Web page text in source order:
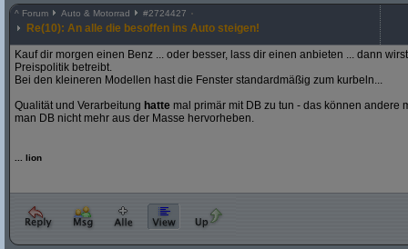
^ Forum Auto & Motorrad #2724427
Re(10): An alle die besoffen ins Auto steigen!
Kauf dir morgen einen Benz ... oder besser, lass dir einen anbieten ... dann
Preispolitik betreibt.
Bei den kleineren Modellen hast die Fenster standardmäßig zum kurbeln...
Qualität und Verarbeitung hatte mal primär mit DB zu tun - das können andere
man DB nicht mehr aus der Masse hervorheben.
... lion